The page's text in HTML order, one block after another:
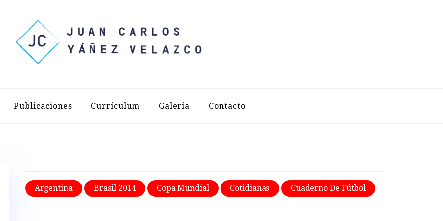
YÁÑEZ VELAZCO
Publicaciones Currículum Galería Contacto
Argentina Brasil 2014 Copa Mundial Cotidianas Cuaderno De Fútbol